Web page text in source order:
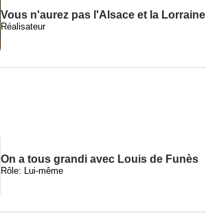
Vous n'aurez pas l'Alsace et la Lorraine
Réalisateur
On a tous grandi avec Louis de Funès
Rôle: Lui-même